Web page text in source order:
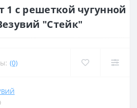
1 с решеткой чугунной
"Стейк"
(0)